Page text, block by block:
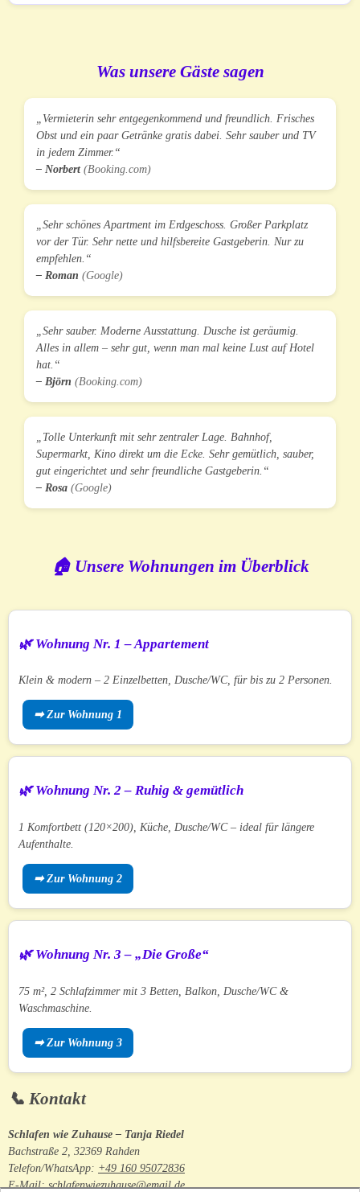
Was unsere Gäste sagen
„Vermieterin sehr entgegenkommend und freundlich. Frisches
Obst und ein paar Getränke gratis dabei. Sehr sauber und TV
in jedem Zimmer.“
– Norbert (Booking.com)
„Sehr schönes Apartment im Erdgeschoss. Großer Parkplatz
vor der Tür. Sehr nette und hilfsbereite Gastgeberin. Nur zu
empfehlen.“
– Roman (Google)
„Sehr sauber. Moderne Ausstattung. Dusche ist geräumig.
Alles in allem – sehr gut, wenn man mal keine Lust auf Hotel
hat.“
– Björn (Booking.com)
„Tolle Unterkunft mit sehr zentraler Lage. Bahnhof,
Supermarkt, Kino direkt um die Ecke. Sehr gemütlich, sauber,
gut eingerichtet und sehr freundliche Gastgeberin.“
– Rosa (Google)
🏠 Unsere Wohnungen im Überblick
🌿 Wohnung Nr. 1 – Appartement
Klein & modern – 2 Einzelbetten, Dusche/WC, für bis zu 2 Personen.
➡ Zur Wohnung 1
🌿 Wohnung Nr. 2 – Ruhig & gemütlich
1 Komfortbett (120×200), Küche, Dusche/WC – ideal für längere
Aufenthalte.
➡ Zur Wohnung 2
🌿 Wohnung Nr. 3 – „Die Große“
75 m², 2 Schlafzimmer mit 3 Betten, Balkon, Dusche/WC &
Waschmaschine.
➡ Zur Wohnung 3
📞 Kontakt
Schlafen wie Zuhause – Tanja Riedel
Bachstraße 2, 32369 Rahden
Telefon/WhatsApp: +49 160 95072836
E-Mail:schlafenwiezuhause@email.de